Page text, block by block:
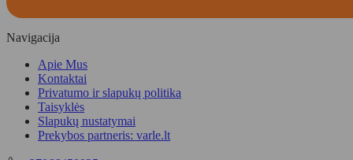
Navigacija
Apie Mus
Kontaktai
Privatumo ir slapukų politika
Taisyklės
Slapukų nustatymai
Prekybos partneris: varle.lt